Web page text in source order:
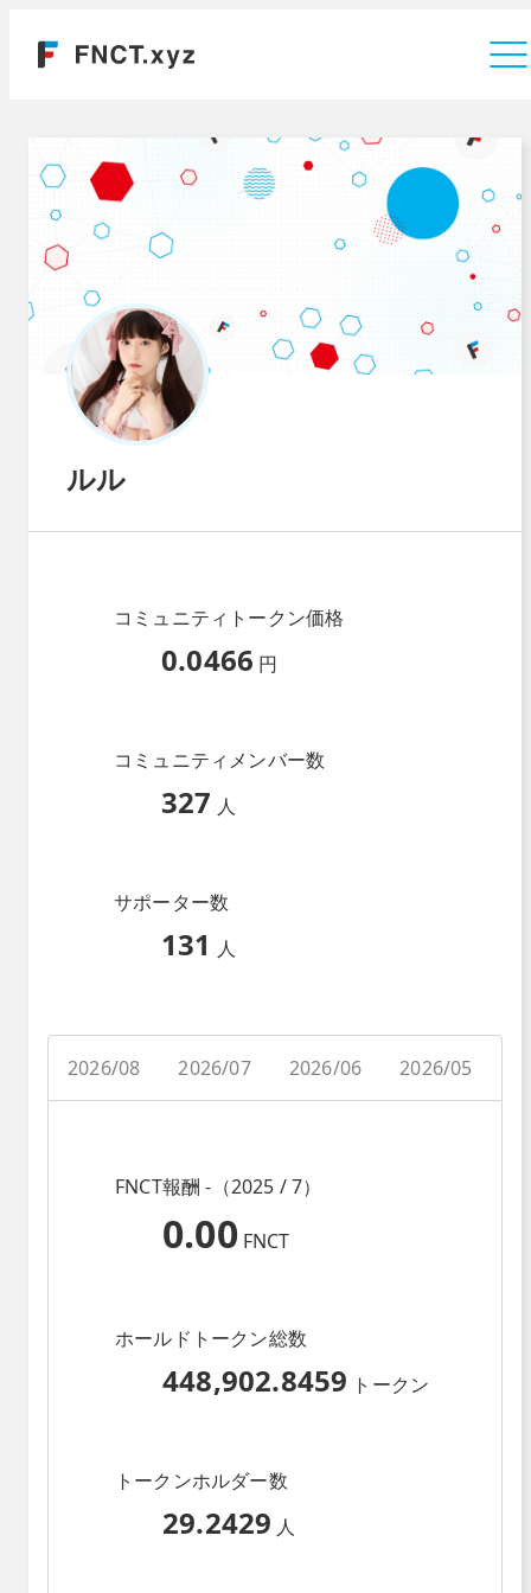
ルル
コミュニティトークン価格
0.0466 円
コミュニティメンバー数
327 人
サポーター数
131 人
2026/08 2026/07 2026/06 2026/05
FNCT報酬 -（2025 / 7）
0.00 FNCT
ホールドトークン総数
448,902.8459 トークン
トークンホルダー数
29.2429 人